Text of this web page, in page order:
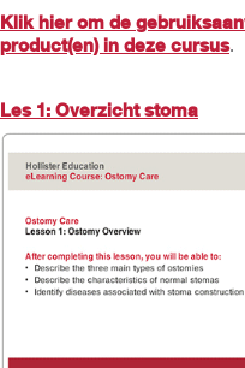
Klik hier om de
product(en) in deze cursus.
Les 1: Overzicht stoma